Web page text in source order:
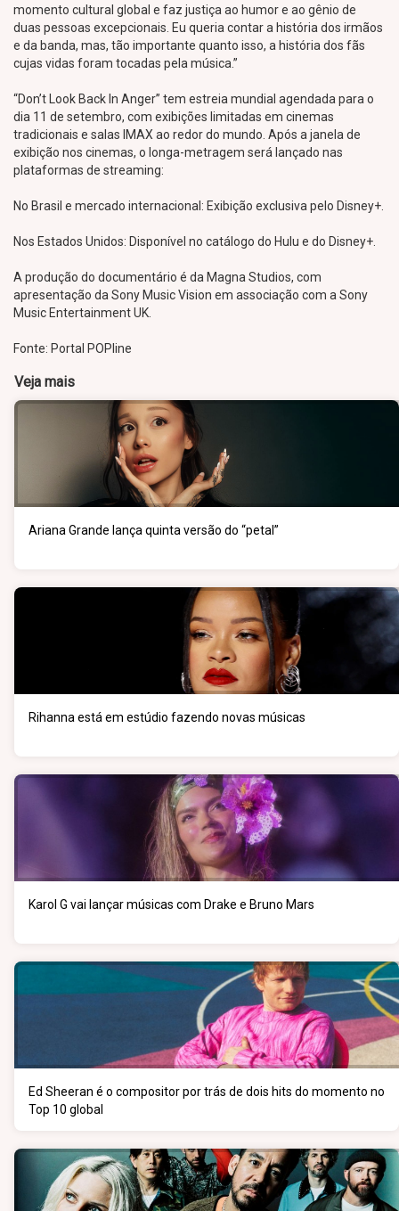
momento cultural global e faz justiça ao humor e ao gênio de
duas pessoas excepcionais. Eu queria contar a história dos irmãos
e da banda, mas, tão importante quanto isso, a história dos fãs
cujas vidas foram tocadas pela música.”
“Don’t Look Back In Anger” tem estreia mundial agendada para o
dia 11 de setembro, com exibições limitadas em cinemas
tradicionais e salas IMAX ao redor do mundo. Após a janela de
exibição nos cinemas, o longa-metragem será lançado nas
plataformas de streaming:
No Brasil e mercado internacional: Exibição exclusiva pelo Disney+.
Nos Estados Unidos: Disponível no catálogo do Hulu e do Disney+.
A produção do documentário é da Magna Studios, com
apresentação da Sony Music Vision em associação com a Sony
Music Entertainment UK.
Fonte: Portal POPline
Veja mais
Ariana Grande lança quinta versão do “petal”
Rihanna está em estúdio fazendo novas músicas
Karol G vai lançar músicas com Drake e Bruno Mars
Ed Sheeran é o compositor por trás de dois hits do momento no
Top 10 global